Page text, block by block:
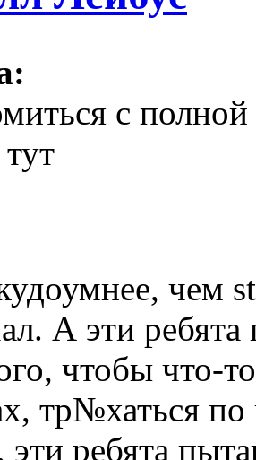
с
чем
А эти
чтобы что-
тр№хаться по
эти ребята